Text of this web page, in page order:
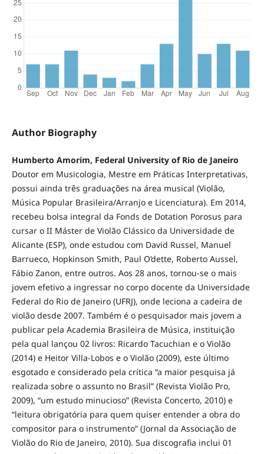
Author Biography
Humberto Amorim, Federal University of Rio de Janeiro
Doutor em Musicologia, Mestre em Práticas Interpretativas,
possui ainda três graduações na área musical (Violão,
Música Popular Brasileira/Arranjo e Licenciatura). Em 2014,
recebeu bolsa integral da Fonds de Dotation Porosus para
cursar o II Máster de Violão Clássico da Universidade de
Alicante (ESP), onde estudou com David Russel, Manuel
Barrueco, Hopkinson Smith, Paul O’dette, Roberto Aussel,
Fábio Zanon, entre outros. Aos 28 anos, tornou-se o mais
jovem efetivo a ingressar no corpo docente da Universidade
Federal do Rio de Janeiro (UFRJ), onde leciona a cadeira de
violão desde 2007. Também é o pesquisador mais jovem a
publicar pela Academia Brasileira de Música, instituição
pela qual lançou 02 livros: Ricardo Tacuchian e o Violão
(2014) e Heitor Villa-Lobos e o Violão (2009), este último
esgotado e considerado pela crítica “a maior pesquisa já
realizada sobre o assunto no Brasil” (Revista Violão Pro,
2009), “um estudo minucioso” (Revista Concerto, 2010) e
“leitura obrigatória para quem quiser entender a obra do
compositor para o instrumento” (Jornal da Associação de
Violão do Rio de Janeiro, 2010). Sua discografia inclui 01